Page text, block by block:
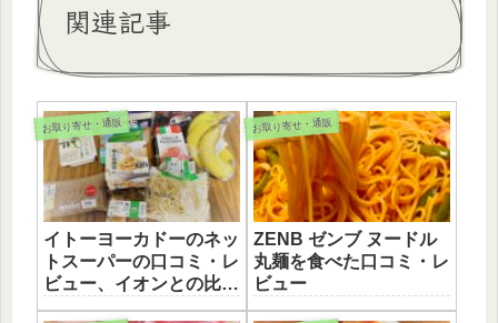
関連記事
お取り寄せ・通販
イトーヨーカドーのネッ
トスーパーの口コミ・レ
ビュー、イオンとの比較
も。
お取り寄せ・通販
ZENB ゼンブ ヌードル
丸麺を食べた口コミ・レ
ビュー